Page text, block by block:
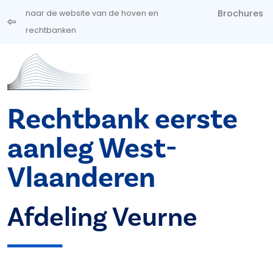
Overslaan en naar de inhoud gaan
naar de website van de hoven en
rechtbanken
Brochures
Rechtbank eerste
aanleg West-
Vlaanderen
Afdeling Veurne